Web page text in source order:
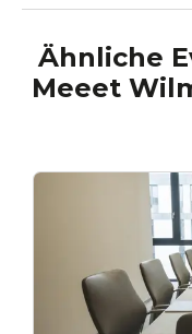
Ähnliche
Meeet